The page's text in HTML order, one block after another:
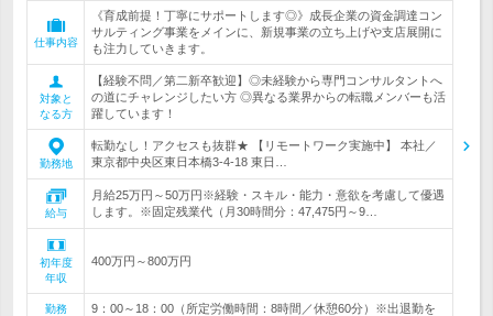
仕事内容
《育成前提！丁寧にサポートします◎》成長企業の資金調達コン
サルティング事業をメインに、新規事業の立ち上げや支店展開に
も注力していきます。
対象と
なる方
【経験不問／第二新卒歓迎】◎未経験から専門コンサルタントへ
の道にチャレンジしたい方 ◎異なる業界からの転職メンバーも活
躍しています！
勤務地
転勤なし！アクセスも抜群★ 【リモートワーク実施中】 本社／
東京都中央区東日本橋3-4-18 東日…
給与
月給25万円～50万円※経験・スキル・能力・意欲を考慮して優遇
します。※固定残業代（月30時間分：47,475円～9…
初年度
年収
400万円～800万円
勤務
9：00～18：00（所定労働時間：8時間／休憩60分）※出退勤を